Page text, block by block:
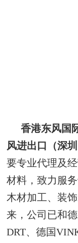
香港东风国
风进出口（深
要专业代理及
材料，致力服
木材加工、装
来，公司已和
DRT、德国